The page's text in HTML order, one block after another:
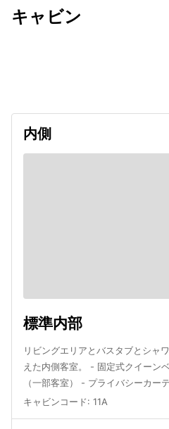
キャビン
内側
標準内部
リビングエリアとバスタブとシャ
えた内側客室。 - 固定式クイーン
（一部客室） - プライバシーカー
キャビンコード: 11A